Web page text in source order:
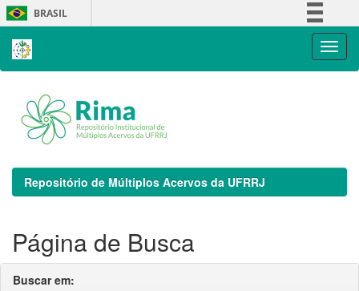
Skip
navigation
BRASIL
Repositório de Múltiplos Acervos da UFRRJ
Página de Busca
Buscar em: